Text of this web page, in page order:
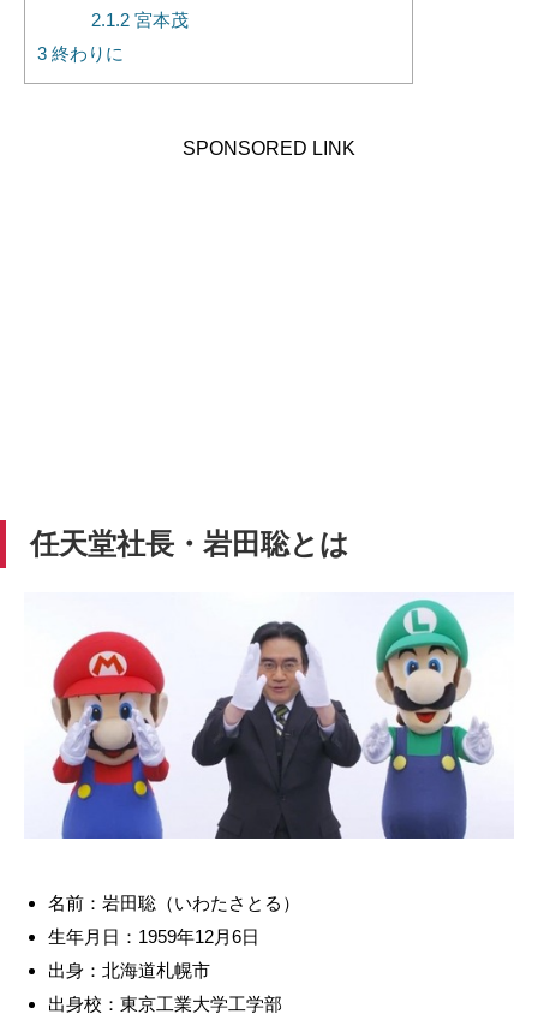
2.1.2 宮本茂
3 終わりに
SPONSORED LINK
任天堂社長・岩田聡とは
名前：岩田聡（いわたさとる）
生年月日：1959年12月6日
出身：北海道札幌市
出身校：東京工業大学工学部